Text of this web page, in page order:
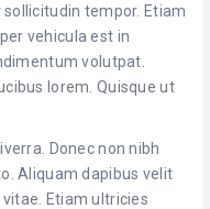
tempor. Etiam
vehicula est in
volutpat.
lorem. Quisque ut
Donec non nibh
Aliquam dapibus velit
Etiam ultricies